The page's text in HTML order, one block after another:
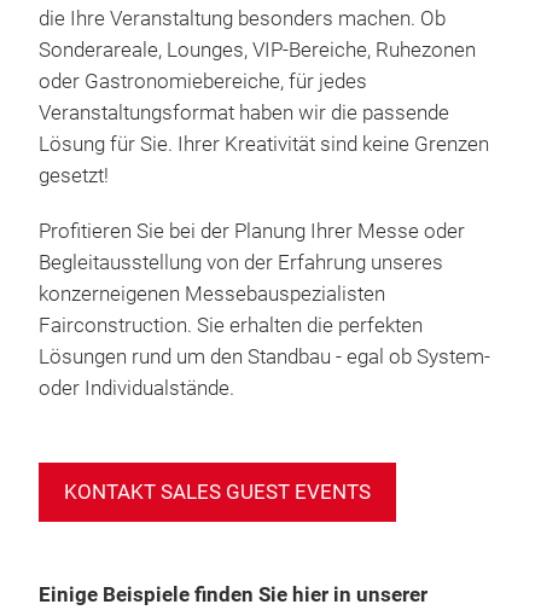
die Ihre Veranstaltung besonders machen. Ob
Sonderareale, Lounges, VIP-Bereiche, Ruhezonen
oder Gastronomiebereiche, für jedes
Veranstaltungsformat haben wir die passende
Lösung für Sie. Ihrer Kreativität sind keine Grenzen
gesetzt!
Profitieren Sie bei der Planung Ihrer Messe oder
Begleitausstellung von der Erfahrung unseres
konzerneigenen Messebauspezialisten
Fairconstruction. Sie erhalten die perfekten
Lösungen rund um den Standbau - egal ob System-
oder Individualstände.
KONTAKT SALES GUEST EVENTS
Einige Beispiele finden Sie hier in unserer